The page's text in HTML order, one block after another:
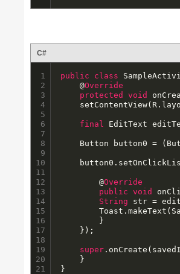
C#
1
2
3
4
5
6
7
8
9
10
11
12
13
14
15
16
17
18
19
20
21
public class
    @
Override
protected
void
final EditText
	    @
Override
public
void
String str =
super
    }
}